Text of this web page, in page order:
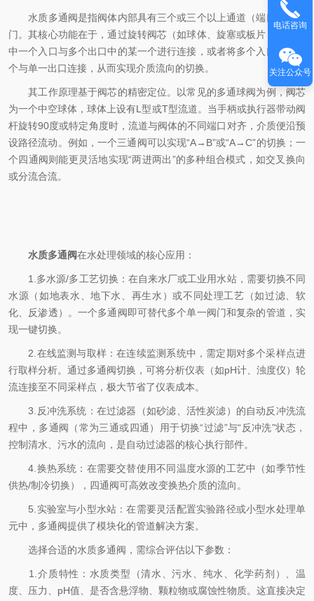
水质多通阀是指阀体内部具有三个或三个以上通道（端口）的阀
门。其核心功能在于，通过旋转阀芯（如球体、旋塞或板片），将其
中一个入口与多个出口中的某一个进行连接，或者将多个入口中的一
个与单一出口连接，从而实现介质流向的切换。
其工作原理基于阀芯的精密定位。以常见的多通球阀为例，阀芯
为一个中空球体，球体上设有L型或T型流道。当手柄或执行器带动阀
杆旋转90度或特定角度时，流道与阀体的不同端口对齐，介质便沿预
设路径流动。例如，一个三通阀可以实现“A→B”或“A→C”的切换；一
个四通阀则能更灵活地实现“两进两出”的多种组合模式，如交叉换向
或分流合流。
水质多通阀在水处理领域的核心应用：
1.多水源/多工艺切换：在自来水厂或工业用水站，需要切换不同
水源（如地表水、地下水、再生水）或不同处理工艺（如过滤、软
化、反渗透）。一个多通阀即可替代多个单一阀门和复杂的管道，实
现一键切换。
2.在线监测与取样：在连续监测系统中，需定期对多个采样点进
行取样分析。通过多通阀切换，可将分析仪表（如pH计、浊度仪）轮
流连接至不同采样点，极大节省了仪表成本。
3.反冲洗系统：在过滤器（如砂滤、活性炭滤）的自动反冲洗流
程中，多通阀（常为三通或四通）用于切换“过滤”与“反冲洗”状态，
控制清水、污水的流向，是自动过滤器的核心执行部件。
4.换热系统：在需要交替使用不同温度水源的工艺中（如季节性
供热/制冷切换），四通阀可高效改变换热介质的流向。
5.实验室与小型水站：在需要灵活配置实验路径或小型水处理单
元中，多通阀提供了模块化的管道解决方案。
选择合适的水质多通阀，需综合评估以下参数：
1.介质特性：水质类型（清水、污水、纯水、化学药剂）、温
度、压力、pH值、是否含悬浮物、颗粒物或腐蚀性物质。这直接决定
电话咨询
关注公众号